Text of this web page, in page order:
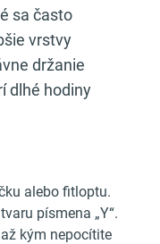
sa často
vrstvy
držanie
dlhé hodiny
alebo fitloptu.
písmena „Y“.
kým nepocítite